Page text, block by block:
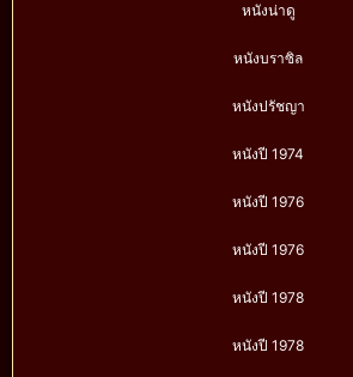
หนังน่าดู
หนังบราซิล
หนังปรัชญา
หนังปี 1974
หนังปี 1976
หนังปี 1976
หนังปี 1978
หนังปี 1978